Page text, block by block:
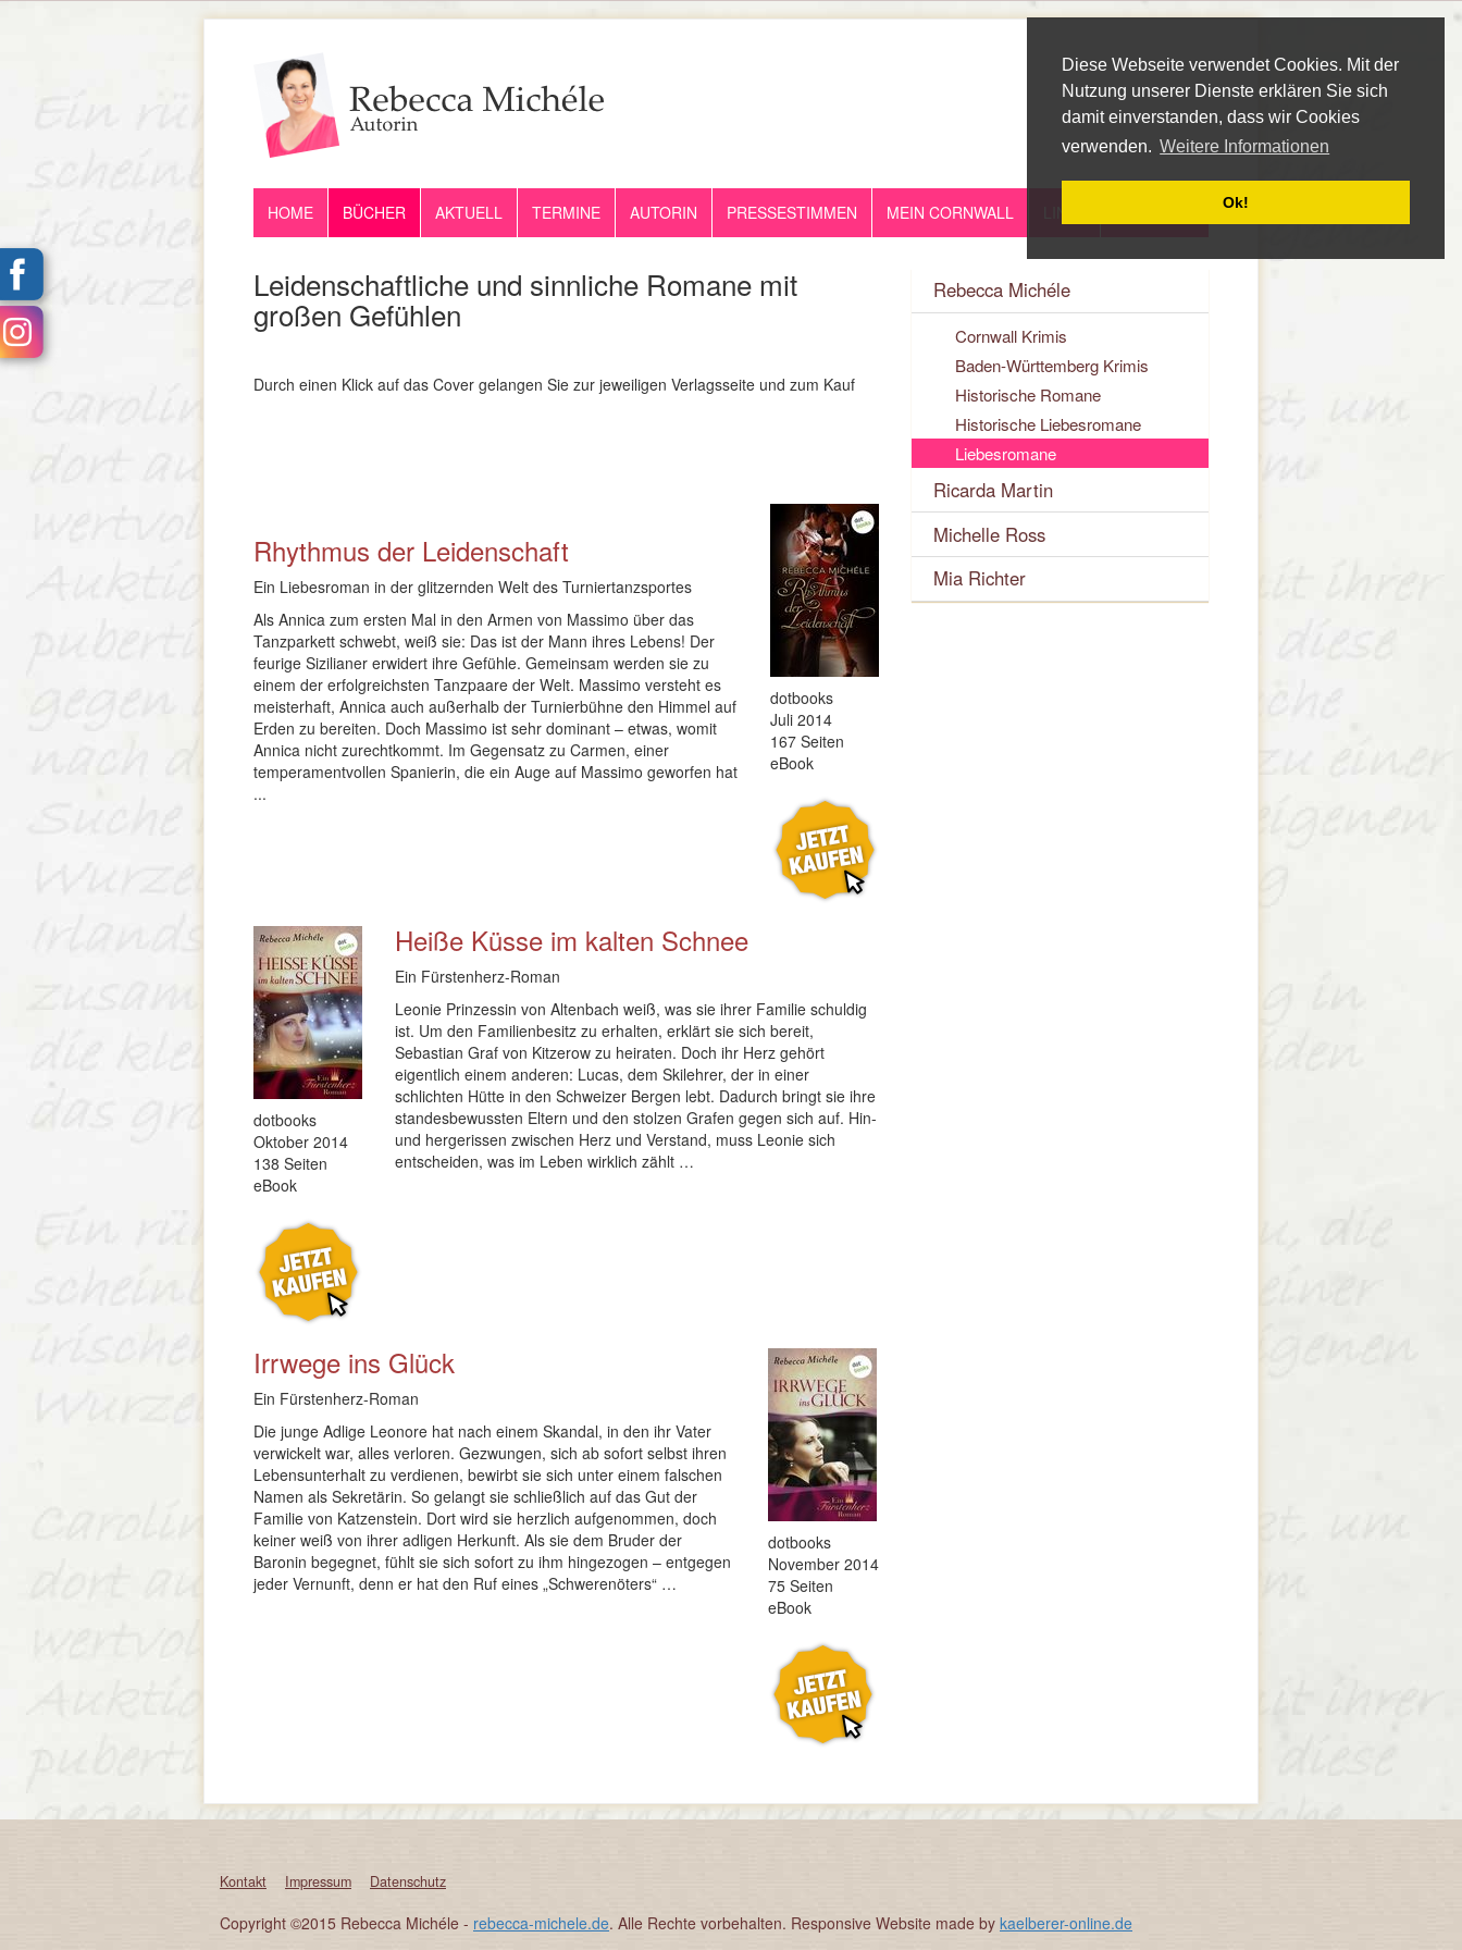
Diese Webseite verwendet Cookies. Mit der
Nutzung unserer Dienste erklären Sie sich
damit einverstanden, dass wir Cookies
verwenden. Weitere Informationen
Ok!
HOME BÜCHER AKTUELL TERMINE AUTORIN PRESSESTIMMEN MEIN CORNWALL
Leidenschaftliche und sinnliche Romane mit
großen Gefühlen
Durch einen Klick auf das Cover gelangen Sie zur jeweiligen Verlagsseite und zum Kauf
dotbooks
Juli 2014
167 Seiten
eBook
Rhythmus der Leidenschaft
Ein Liebesroman in der glitzernden Welt des Turniertanzsportes
Als Annica zum ersten Mal in den Armen von Massimo über das
Tanzparkett schwebt, weiß sie: Das ist der Mann ihres Lebens! Der
feurige Sizilianer erwidert ihre Gefühle. Gemeinsam werden sie zu
einem der erfolgreichsten Tanzpaare der Welt. Massimo versteht es
meisterhaft, Annica auch außerhalb der Turnierbühne den Himmel auf
Erden zu bereiten. Doch Massimo ist sehr dominant – etwas, womit
Annica nicht zurechtkommt. Im Gegensatz zu Carmen, einer
temperamentvollen Spanierin, die ein Auge auf Massimo geworfen hat
...
dotbooks
Oktober 2014
138 Seiten
eBook
Heiße Küsse im kalten Schnee
Ein Fürstenherz-Roman
Leonie Prinzessin von Altenbach weiß, was sie ihrer Familie schuldig
ist. Um den Familienbesitz zu erhalten, erklärt sie sich bereit,
Sebastian Graf von Kitzerow zu heiraten. Doch ihr Herz gehört
eigentlich einem anderen: Lucas, dem Skilehrer, der in einer
schlichten Hütte in den Schweizer Bergen lebt. Dadurch bringt sie ihre
standesbewussten Eltern und den stolzen Grafen gegen sich auf. Hin-
und hergerissen zwischen Herz und Verstand, muss Leonie sich
entscheiden, was im Leben wirklich zählt …
dotbooks
November 2014
75 Seiten
eBook
Irrwege ins Glück
Ein Fürstenherz-Roman
Die junge Adlige Leonore hat nach einem Skandal, in den ihr Vater
verwickelt war, alles verloren. Gezwungen, sich ab sofort selbst ihren
Lebensunterhalt zu verdienen, bewirbt sie sich unter einem falschen
Namen als Sekretärin. So gelangt sie schließlich auf das Gut der
Familie von Katzenstein. Dort wird sie herzlich aufgenommen, doch
keiner weiß von ihrer adligen Herkunft. Als sie dem Bruder der
Baronin begegnet, fühlt sie sich sofort zu ihm hingezogen – entgegen
jeder Vernunft, denn er hat den Ruf eines „Schwerenöters“ …
Rebecca Michéle
Cornwall Krimis
Baden-Württemberg Krimis
Historische Romane
Historische Liebesromane
Liebesromane
Ricarda Martin
Michelle Ross
Mia Richter
Kontakt Impressum Datenschutz
Copyright ©2015 Rebecca Michéle - rebecca-michele.de. Alle Rechte vorbehalten. Responsive Website made by kaelberer-online.de